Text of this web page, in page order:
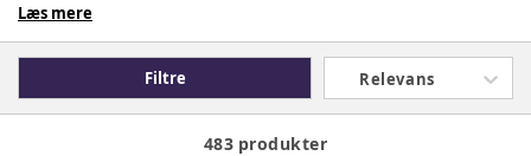
samtidig opfylder alle de krav og behov, I har som familie. Vi
fra babyautostole og helt op til barnet ikke længere behøver
en autostol at sidde i. Her på siden finder du populære
mærker som Cybex, Britax Römer og Maxi Cosi.
Læs mere
Filtre Relevans
483 produkter